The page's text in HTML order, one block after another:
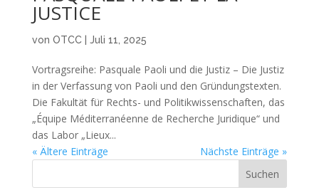
JUSTICE
von OTCC| Juli 11, 2025
Vortragsreihe: Pasquale Paoli und die Justiz – Die Justiz
in der Verfassung von Paoli und den Gründungstexten.
Die Fakultät für Rechts- und Politikwissenschaften, das
„Équipe Méditerranéenne de Recherche Juridique“ und
das Labor „Lieux...
« Ältere Einträge
Nächste Einträge »
Suchen